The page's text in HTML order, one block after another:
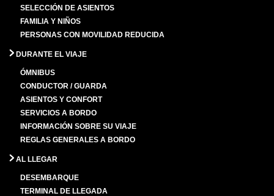
SELECCIÓN DE ASIENTOS
FAMILIA Y NIÑOS
PERSONAS CON MOVILIDAD REDUCIDA
DURANTE EL VIAJE
ÓMNIBUS
CONDUCTOR / GUARDA
ASIENTOS Y CONFORT
SERVICIOS A BORDO
INFORMACIÓN SOBRE SU VIAJE
REGLAS GENERALES A BORDO
AL LLEGAR
DESEMBARQUE
TERMINAL DE LLEGADA